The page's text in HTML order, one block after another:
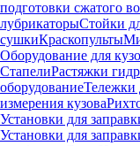
подготовки сжатого
лубрикаторыСтойки
сушкиКраскопульты
Оборудование для
СтапелиРастяжки
оборудованиеТележки
измерения кузова
Установки для
Установки для